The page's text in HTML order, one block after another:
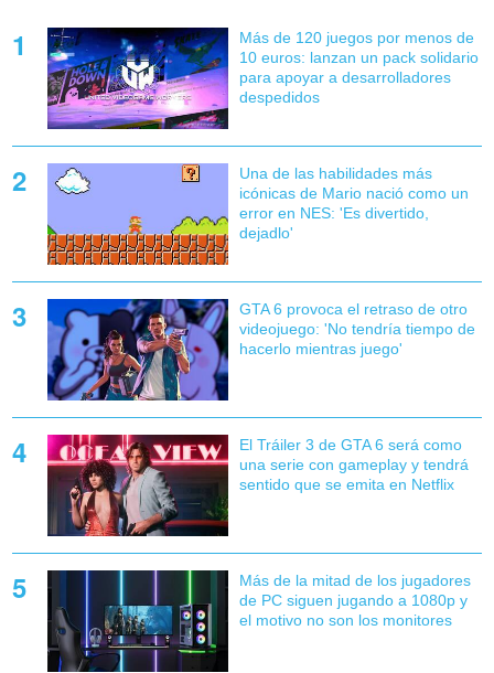
Más de 120 juegos por menos de
10 euros: lanzan un pack solidario
para apoyar a desarrolladores
despedidos
Una de las habilidades más
icónicas de Mario nació como un
error en NES: 'Es divertido,
dejadlo'
GTA 6 provoca el retraso de otro
videojuego: 'No tendría tiempo de
hacerlo mientras juego'
El Tráiler 3 de GTA 6 será como
una serie con gameplay y tendrá
sentido que se emita en Netflix
Más de la mitad de los jugadores
de PC siguen jugando a 1080p y
el motivo no son los monitores